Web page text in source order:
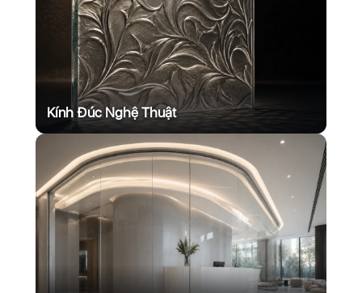
Kính Đúc Nghệ Thuật